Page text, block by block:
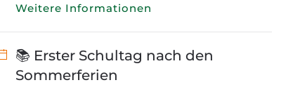
Weitere Informationen
📚 Erster Schultag nach den
Sommerferien